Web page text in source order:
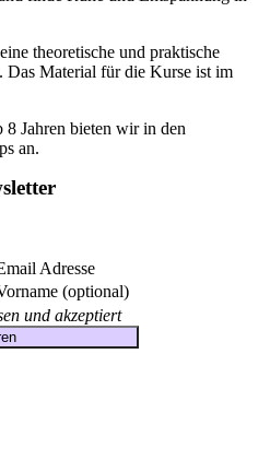
theoretische und praktische
Material für die Kurse ist im
Jahren bieten wir in den
an.
Adresse
(optional)
und akzeptiert